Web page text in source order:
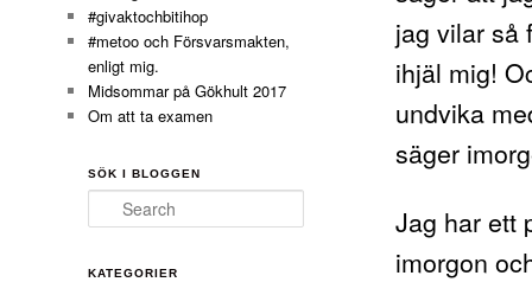
jag vilar så
ihjäl mig!
undvika
säger
Jag har ett
imorgon
#givaktochbitihop
#metoo och Försvarsmakten,
enligt mig.
Midsommar på Gökhult 2017
Om att ta examen
SÖK I BLOGGEN
Search
KATEGORIER